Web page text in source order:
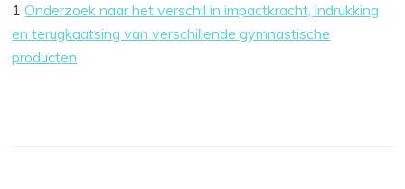
1 Onderzoek naar het verschil in impactkracht, indrukking
en terugkaatsing van verschillende gymnastische
producten